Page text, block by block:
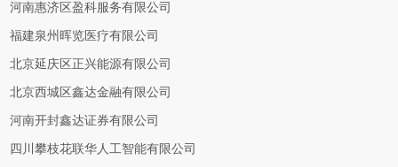
河南惠济区盈科服务有限公司
福建泉州晖览医疗有限公司
北京延庆区正兴能源有限公司
北京西城区鑫达金融有限公司
河南开封鑫达证券有限公司
四川攀枝花联华人工智能有限公司